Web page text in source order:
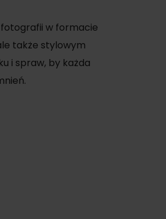
fotografii w formacie
także stylowym
i spraw, by każda